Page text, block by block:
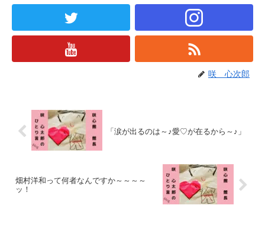
咲 心次郎
「涙が出るのは～♪愛♡が在るから～♪」
畑村洋和って何者なんですか～～～～
ッ！